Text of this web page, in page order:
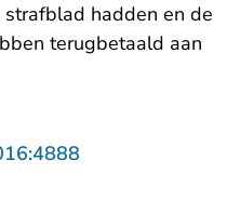
hadden en de
terugbetaald aan